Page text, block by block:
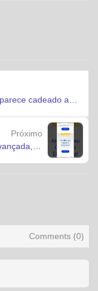
Próximo
Comments (0)